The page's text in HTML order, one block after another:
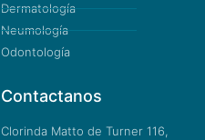
Dermatología
Neumología
Odontología
Contactanos
Clorinda Matto de Turner 116,